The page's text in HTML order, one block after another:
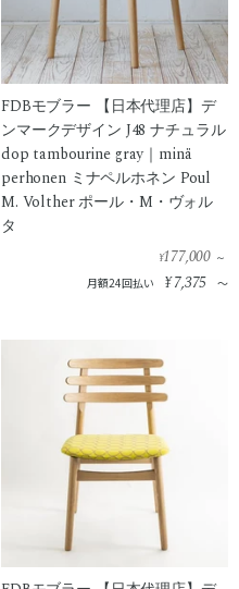
FDBモブラー 【日本代理店】デ
ンマークデザイン J48 ナチュラル
dop tambourine gray｜minä
perhonen ミナペルホネン Poul
M. Volther ポール・M・ヴォル
タ
¥177,000 ～
月額24回払い ¥7,375 ～